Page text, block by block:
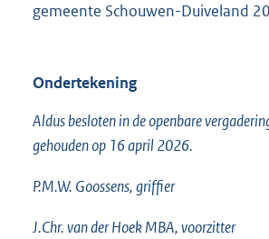
gemeente Schouwen-Duiveland
Ondertekening
Aldus besloten in de openbare
gehouden op 16 april 2026.
P.M.W. Goossens, griffier
J.Chr. van der Hoek MBA, voorzitter